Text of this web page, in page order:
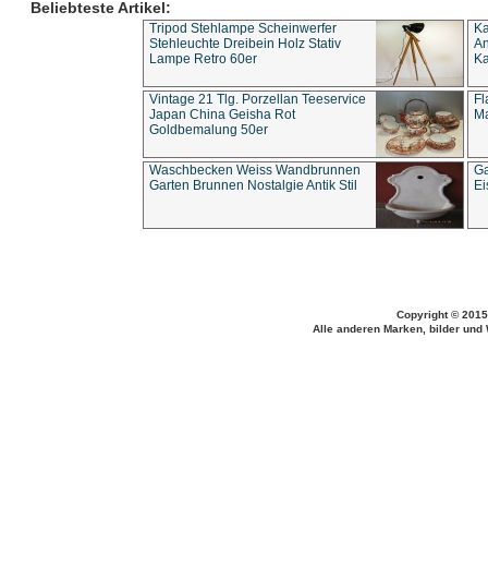
Beliebteste Artikel:
Tripod Stehlampe Scheinwerfer
Stehleuchte Dreibein Holz Stativ
Lampe Retro 60er
Vintage 21 Tlg. Porzellan Teeservice
Japan China Geisha Rot
Goldbemalung 50er
Waschbecken Weiss Wandbrunnen
Garten Brunnen Nostalgie Antik Stil
Copyright ©
Alle anderen Marken, bilder und